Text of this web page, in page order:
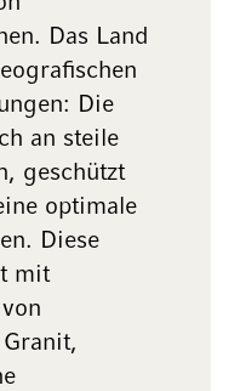
Das Land
Die
an steile
geschützt
optimale
Diese
mit